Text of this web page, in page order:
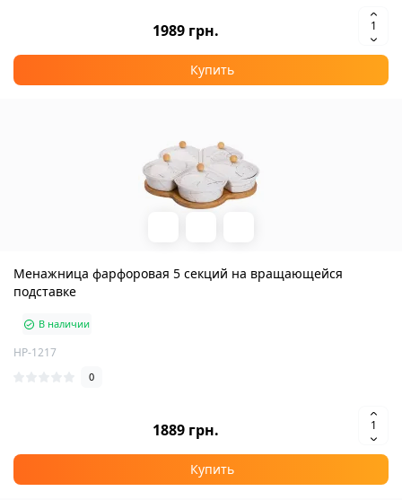
1989 грн.
Купить
Менажница фарфоровая 5 секций на вращающейся
подставке
В наличии
HP-1217
0
1889 грн.
Купить